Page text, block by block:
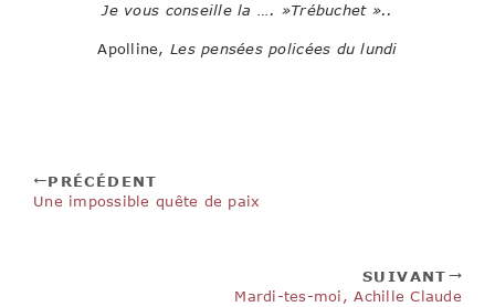
Je vous conseille la …. »Trébuchet »..
Apolline, Les pensées policées du lundi
PRÉCÉDENT
Une impossible quête de paix
SUIVANT
Mardi-tes-moi, Achille Claude